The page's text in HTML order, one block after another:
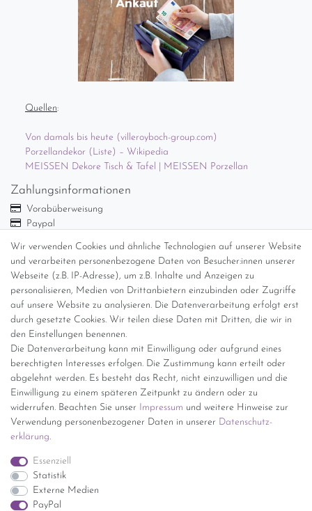
Quellen:
Von damals bis heute (villeroyboch-group.com)
Porzellandekor (Liste) – Wikipedia
MEISSEN Dekore Tisch & Tafel | MEISSEN Porzellan
Wir verwenden Cookies und ähnliche Technologien auf unserer Website
und verarbeiten personenbezogene Daten von Besucher:innen unserer
Webseite (z.B. IP-Adresse), um z.B. Inhalte und Anzeigen zu
personalisieren, Medien von Drittanbietern einzubinden oder Zugriffe
auf unsere Website zu analysieren. Die Datenverarbeitung erfolgt erst
durch gesetzte Cookies. Wir teilen diese Daten mit Dritten, die wir in
den Einstellungen benennen.
Die Datenverarbeitung kann mit Einwilligung oder aufgrund eines
berechtigten Interesses erfolgen. Die Zustimmung kann erteilt oder
abgelehnt werden. Es besteht das Recht, nicht einzuwilligen und die
Einwilligung zu einem späteren Zeitpunkt zu ändern oder zu
widerrufen. Beachten Sie unser Impressum und weitere Hinweise zur
Verwendung personenbezogener Daten in unserer Daten­schutz­
erklärung.
Essenziell
Statistik
Externe Medien
PayPal
Zahlungsinformationen
Vorabüberweisung
Paypal
Versandinformationen
Versand per GLS (6,90 Euro) oder DHL (8,49 Euro ) inkl. MwSt.
(innerhalb Deutschlands)
kostenfreie Lieferung ab 150 Euro Warenwert (innerhalb
Deutschlands)
Übersicht Internationale Versandkosten
Wir kaufen an
Sie haben zuviel Porzellan im Schrank? Gerne kaufen wir dieses an.
Einfach unverbindliches Angebot anfordern.
*Endpreis inkl. MwSt. (Dieser Artikel unterliegt gem. § 25a
UStG der Differenzbesteuerung, ein Ausweis der
Mehrwertsteuer auf der Rechnung erfolgt nicht.)